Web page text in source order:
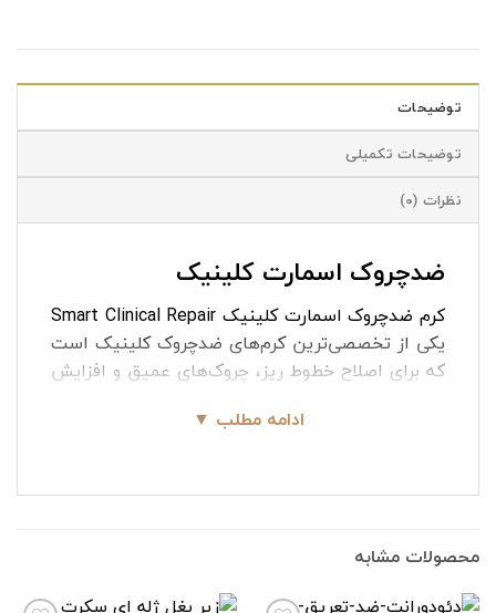
توضیحات
توضیحات تکمیلی
نظرات (0)
ضدچروک اسمارت کلینیک
کرم ضدچروک اسمارت کلینیک Smart Clinical Repair
یکی از تخصصی‌ترین کرم‌های ضدچروک کلینیک است
که برای اصلاح خطوط ریز، چروک‌های عمیق و افزایش
کرم ضدچروک اسمارت کلینیک
Repair یکی از بهترین گزینه‌ها برای کاهش خطوط
ادامه مطلب ▼
محصولات مشابه